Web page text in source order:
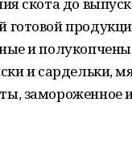
готовой
и
и сардельки,
замороженное